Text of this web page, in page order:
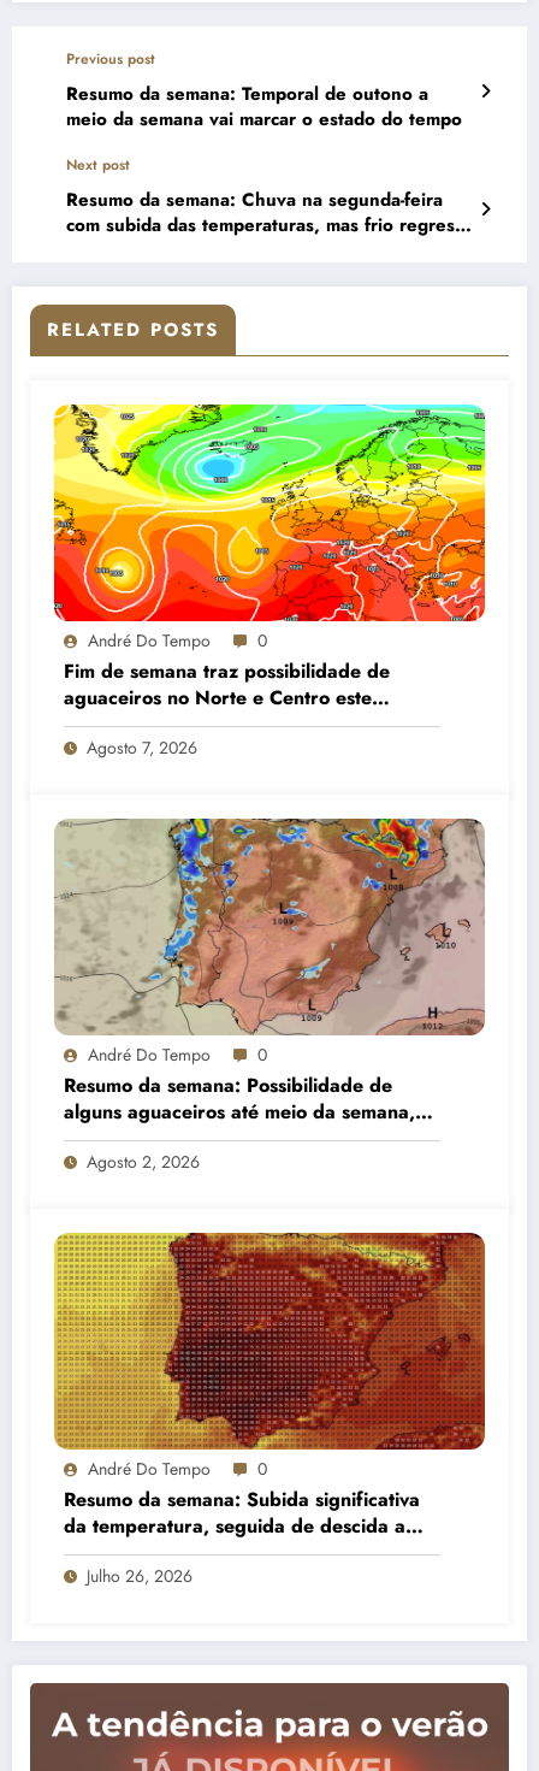
Previous post
Resumo da semana: Temporal de outono a
meio da semana vai marcar o estado do tempo
Next post
Resumo da semana: Chuva na segunda-feira
com subida das temperaturas, mas frio regressa
RELATED POSTS
André Do Tempo 0
Fim de semana traz possibilidade de
aguaceiros no Norte e Centro este
sábado e gradual descida das
temperaturas no domingo
Agosto 7, 2026
André Do Tempo 0
Resumo da semana: Possibilidade de
alguns aguaceiros até meio da semana,
estabilizando gradualmente e com alguma
nortada no litoral
Agosto 2, 2026
André Do Tempo 0
Resumo da semana: Subida significativa
da temperatura, seguida de descida a
partir do meio da semana e aumento de
nebulosidade
Julho 26, 2026